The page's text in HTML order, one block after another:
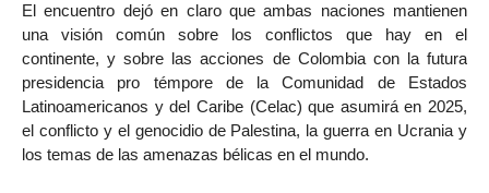
El encuentro dejó en claro que ambas naciones mantienen
una visión común sobre los conflictos que hay en el
continente, y sobre las acciones de Colombia con la futura
presidencia pro témpore de la Comunidad de Estados
Latinoamericanos y del Caribe (Celac) que asumirá en 2025,
el conflicto y el genocidio de Palestina, la guerra en Ucrania y
los temas de las amenazas bélicas en el mundo.